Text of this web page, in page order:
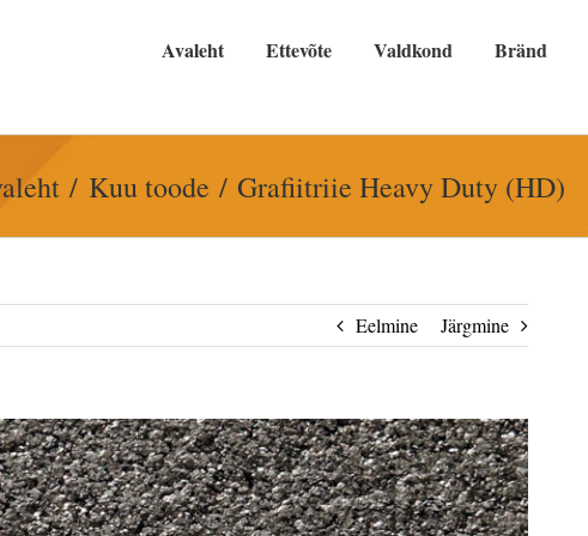
Avaleht Ettevõte Valdkond Bränd
Kuu toode Grafiitriie Heavy Duty (HD)
Eelmine Järgmine